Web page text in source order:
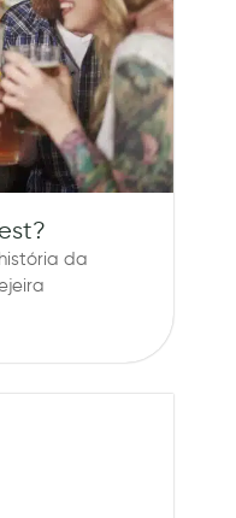
da